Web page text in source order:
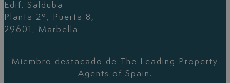
Edif. Salduba
Planta 2º, Puerta 8,
29601, Marbella
Miembro destacado de The Leading Property
Agents of Spain.